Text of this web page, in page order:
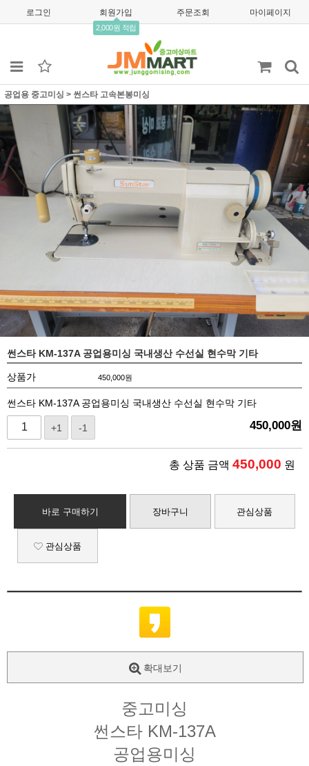
로그인 회원가입
2,000원 적립
주문조회 마이페이지
공업용 중고미싱 > 썬스타 고속본봉미싱
썬스타 KM-137A 공업용미싱 국내생산 수선실 현수막 기타
상품가 450,000원
썬스타 KM-137A 공업용미싱 국내생산 수선실 현수막 기타
+1 -1 450,000원
총 상품 금액 450,000 원
바로 구매하기 장바구니 관심상품
관심상품
확대보기
중고미싱
썬스타 KM-137A
공업용미싱